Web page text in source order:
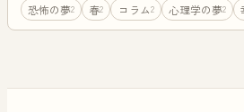
恐怖の夢2 春2 コラム2 心理学の夢2